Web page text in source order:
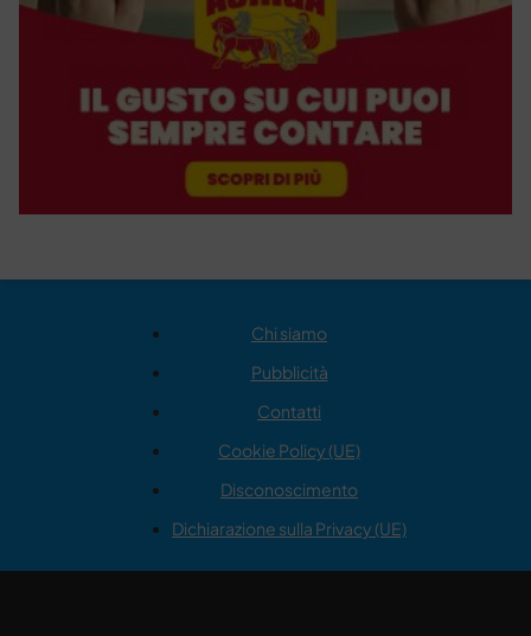
Chi siamo
Pubblicità
Contatti
Cookie Policy (UE)
Disconoscimento
Dichiarazione sulla Privacy (UE)